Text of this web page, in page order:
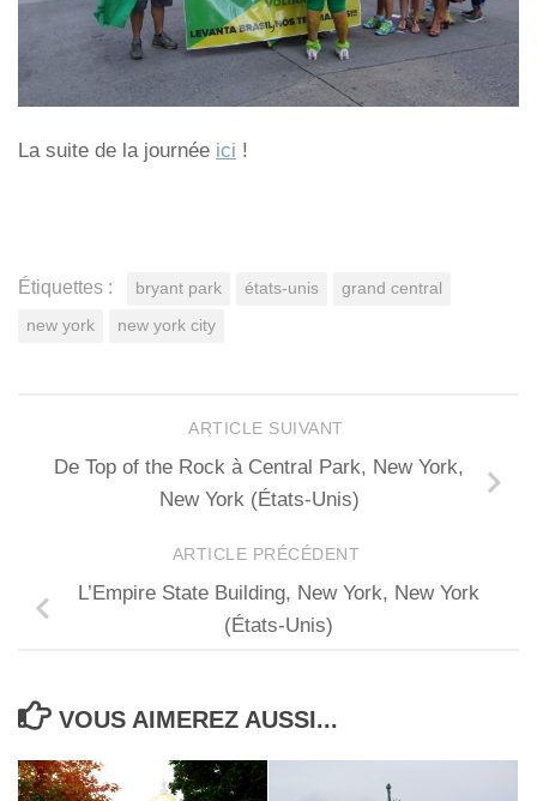
La suite de la journée ici !
Étiquettes : bryant park états-unis grand central
new york new york city
ARTICLE SUIVANT
De Top of the Rock à Central Park, New York,
New York (États-Unis)
ARTICLE PRÉCÉDENT
L’Empire State Building, New York, New York
(États-Unis)
VOUS AIMEREZ AUSSI...